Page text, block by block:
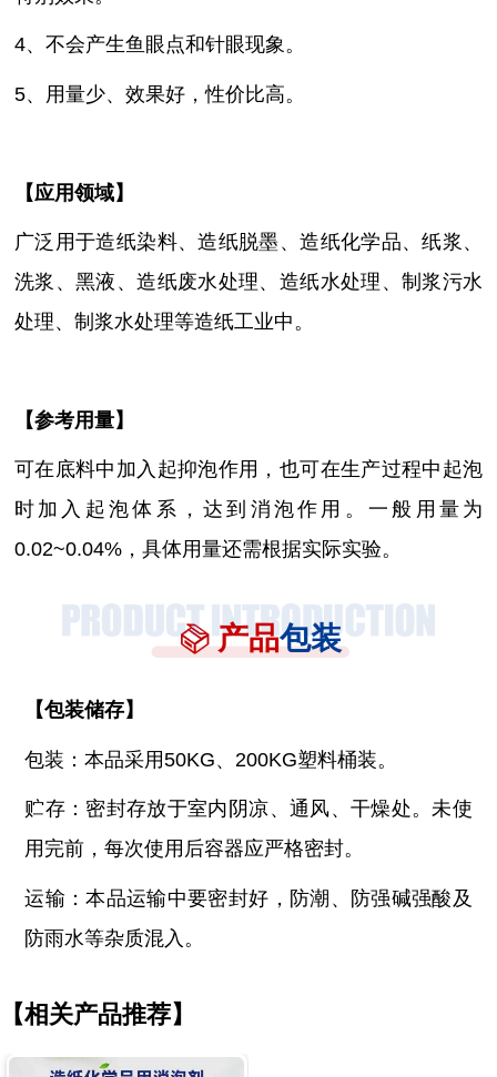
4、不会产生鱼眼点和针眼现象。
5、用量少、效果好，性价比高。
【应用领域】
广泛用于造纸染料、造纸脱墨、造纸化学品、纸浆、
洗浆、黑液、造纸废水处理、造纸水处理、制浆污水
处理、制浆水处理等造纸工业中。
【参考用量】
可在底料中加入起抑泡作用，也可在生产过程中起泡
时加入起泡体系，达到消泡作用。一般用量为
0.02~0.04%，具体用量还需根据实际实验。
产品包装
【包装储存】
包装：本品采用50KG、200KG塑料桶装。
贮存：密封存放于室内阴凉、通风、干燥处。未使
用完前，每次使用后容器应严格密封。
运输：本品运输中要密封好，防潮、防强碱强酸及
防雨水等杂质混入。
【相关产品推荐】